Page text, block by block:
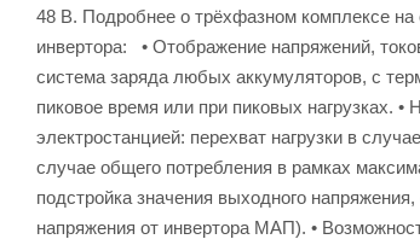
48 В. Подробнее о трёхфазном комплексе
инвертора: • Отображение напряжений,
система заряда любых аккумуляторов, с
пиковое время или при пиковых нагрузках.
электростанцией: перехват нагрузки в
случае общего потребления в рамках
подстройка значения выходного
напряжения от инвертора МАП). •